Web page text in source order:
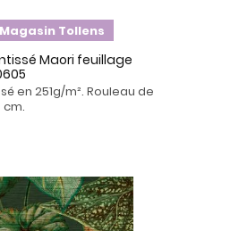
Tollens
Maori feuillage
en 251g/m². Rouleau de
cm.